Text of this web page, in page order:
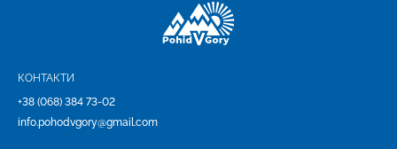
КОНТАКТИ
+38 (068) 384 73-02
info.pohodvgory@gmail.com